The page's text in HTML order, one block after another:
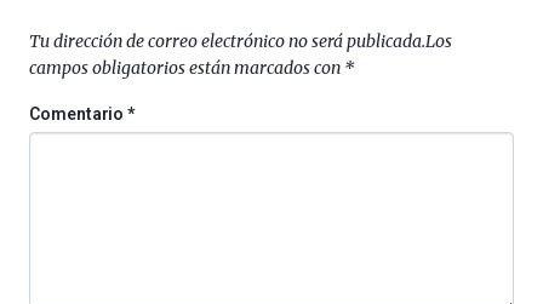
Tu dirección de correo electrónico no será publicada.Los
campos obligatorios están marcados con *
Comentario*